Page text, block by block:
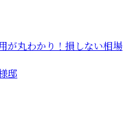
が丸わかり！損しない相場
邸